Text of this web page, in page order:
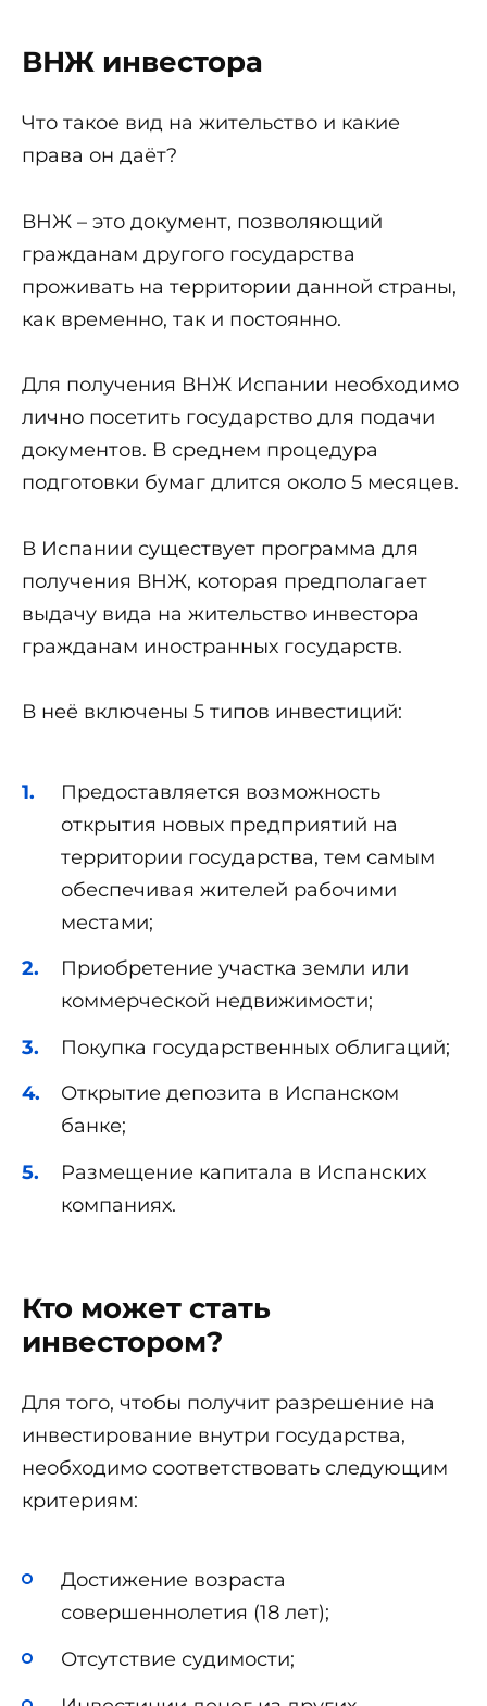
ВНЖ инвестора
Что такое вид на жительство и какие
права он даёт?
ВНЖ – это документ, позволяющий
гражданам другого государства
проживать на территории данной страны,
как временно, так и постоянно.
Для получения ВНЖ Испании необходимо
лично посетить государство для подачи
документов. В среднем процедура
подготовки бумаг длится около 5 месяцев.
В Испании существует программа для
получения ВНЖ, которая предполагает
выдачу вида на жительство инвестора
гражданам иностранных государств.
В неё включены 5 типов инвестиций:
Предоставляется возможность
открытия новых предприятий на
территории государства, тем самым
обеспечивая жителей рабочими
местами;
Приобретение участка земли или
коммерческой недвижимости;
Покупка государственных облигаций;
Открытие депозита в Испанском
банке;
Размещение капитала в Испанских
компаниях.
Кто может стать
инвестором?
Для того, чтобы получит разрешение на
инвестирование внутри государства,
необходимо соответствовать следующим
критериям:
Достижение возраста
совершеннолетия (18 лет);
Отсутствие судимости;